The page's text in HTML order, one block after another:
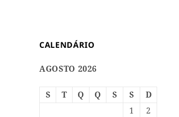
CALENDÁRIO
AGOSTO 2026
S T Q Q S S
D
1
2